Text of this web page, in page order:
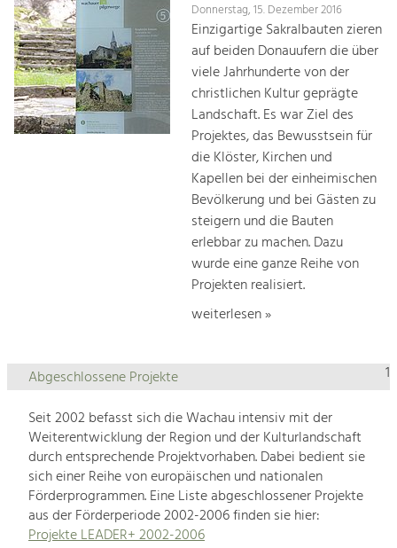
Donnerstag, 15. Dezember 2016
Einzigartige Sakralbauten zieren
auf beiden Donauufern die über
viele Jahrhunderte von der
christlichen Kultur geprägte
Landschaft. Es war Ziel des
Projektes, das Bewusstsein für
die Klöster, Kirchen und
Kapellen bei der einheimischen
Bevölkerung und bei Gästen zu
steigern und die Bauten
erlebbar zu machen. Dazu
wurde eine ganze Reihe von
Projekten realisiert.
weiterlesen »
1
Abgeschlossene Projekte
Seit 2002 befasst sich die Wachau intensiv mit der
Weiterentwicklung der Region und der Kulturlandschaft
durch entsprechende Projektvorhaben. Dabei bedient sie
sich einer Reihe von europäischen und nationalen
Förderprogrammen. Eine Liste abgeschlossener Projekte
aus der Förderperiode 2002-2006 finden sie hier:
Projekte LEADER+ 2002-2006